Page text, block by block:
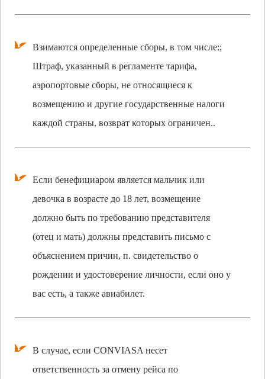
Взимаются определенные сборы, в том числе:;
Штраф, указанный в регламенте тарифа,
аэропортовые сборы, не относящиеся к
возмещению и другие государственные налоги
каждой страны, возврат которых ограничен..
Если бенефициаром является мальчик или
девочка в возрасте до 18 лет, возмещение
должно быть по требованию представителя
(отец и мать) должны представить письмо с
объяснением причин, п. свидетельство о
рождении и удостоверение личности, если оно у
вас есть, а также авиабилет.
В случае, если CONVIASA несет
ответственность за отмену рейса по